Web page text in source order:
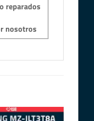
reparados
nosotros